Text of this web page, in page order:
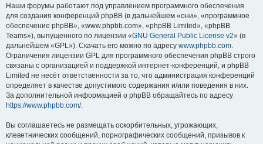
Наши форумы работают под управлением программного обеспечения
для создания конференций phpBB (в дальнейшем «они», «программное
обеспечение phpBB», «www.phpbb.com», «phpBB Limited», «phpBB
Teams»), выпущенного по лицензии «GNU General Public License v2» (в
дальнейшем «GPL»). Скачать его можно по адресу www.phpbb.com.
Ограничения лицензии GPL для программного обеспечения phpBB строго
связаны с организацией и поддержкой интернет-конференций, и phpBB
Limited не несёт ответственности за то, что администрация конференций
определяет в качестве допустимого содержания и/или поведения в них.
За дополнительной информацией о phpBB обращайтесь по адресу
https://www.phpbb.com/.
Вы соглашаетесь не размещать оскорбительных, угрожающих,
клеветнических сообщений, порнографических сообщений, призывов к